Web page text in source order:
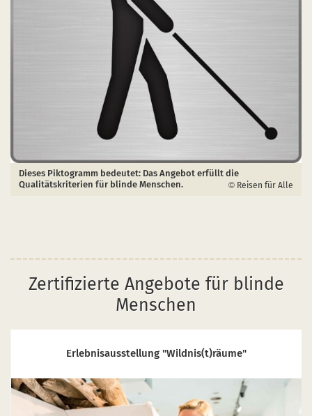
Dieses Piktogramm bedeutet: Das Angebot erfüllt die
Qualitätskriterien für blinde Menschen.
Reisen für Alle
Zertifizierte Angebote für blinde
Menschen
Erlebnisausstellung "Wildnis(t)räume"